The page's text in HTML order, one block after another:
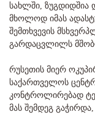
სახლში, ზუგდიდშია
მხოლოდ იმას
შემთხვევის
გარდაცვლილს
რუსეთის მიერ
საქართველოს
კონტროლირებად
მას შემდეგ